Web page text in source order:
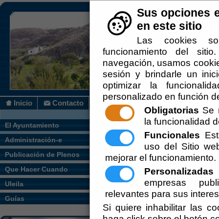
Sus opciones
en este sitio
Las cookies
funcionamiento del
navegación, usamos
sesión y brindarle un
optimizar la
personalizado en función
Obligatorias Se
la funcionalidad
Funcionales
uso del Sitio
mejorar el funcionamiento.
Personalizadas
empresas
relevantes para sus
Si quiere inhabilitar las
Inicio Contacto
El Ayuntamiento
Administración-e
Publicación de Plenos
Que Hacer Cuando
Uleila
Guías
Usted se encuentra
[PRO :: TELETIPO]
Ayuda para daños
[PRO :: TELETIPO ]
Nueva admisión